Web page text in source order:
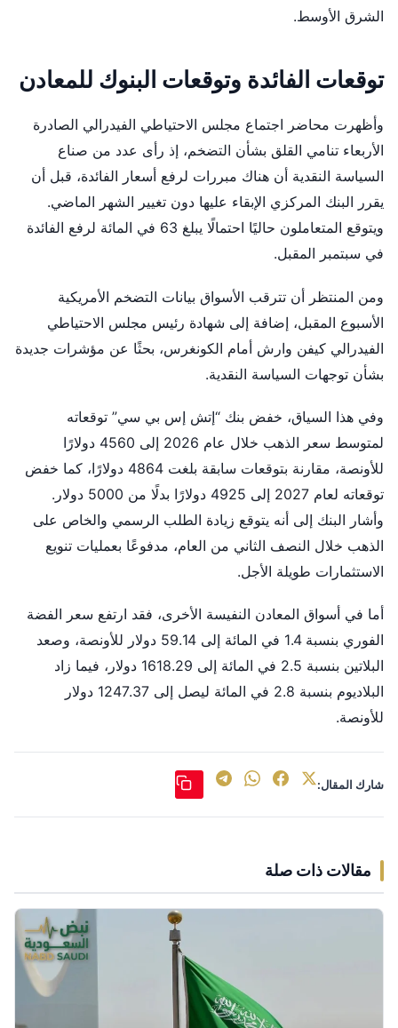
الشرق الأوسط.
توقعات الفائدة وتوقعات البنوك للمعادن
وأظهرت محاضر اجتماع مجلس الاحتياطي الفيدرالي الصادرة
الأربعاء تنامي القلق بشأن التضخم، إذ رأى عدد من صناع
السياسة النقدية أن هناك مبررات لرفع أسعار الفائدة، قبل أن
يقرر البنك المركزي الإبقاء عليها دون تغيير الشهر الماضي.
ويتوقع المتعاملون حاليًا احتمالًا يبلغ 63 في المائة لرفع الفائدة
في سبتمبر المقبل.
ومن المنتظر أن تترقب الأسواق بيانات التضخم الأمريكية
الأسبوع المقبل، إضافة إلى شهادة رئيس مجلس الاحتياطي
الفيدرالي كيفن وارش أمام الكونغرس، بحثًا عن مؤشرات جديدة
بشأن توجهات السياسة النقدية.
وفي هذا السياق، خفض بنك “إتش إس بي سي” توقعاته
لمتوسط سعر الذهب خلال عام 2026 إلى 4560 دولارًا
للأونصة، مقارنة بتوقعات سابقة بلغت 4864 دولارًا، كما خفض
توقعاته لعام 2027 إلى 4925 دولارًا بدلًا من 5000 دولار.
وأشار البنك إلى أنه يتوقع زيادة الطلب الرسمي والخاص على
الذهب خلال النصف الثاني من العام، مدفوعًا بعمليات تنويع
الاستثمارات طويلة الأجل.
أما في أسواق المعادن النفيسة الأخرى، فقد ارتفع سعر الفضة
الفوري بنسبة 1.4 في المائة إلى 59.14 دولار للأونصة، وصعد
البلاتين بنسبة 2.5 في المائة إلى 1618.29 دولار، فيما زاد
البلاديوم بنسبة 2.8 في المائة ليصل إلى 1247.37 دولار
للأونصة.
شارك المقال:
مقالات ذات صلة